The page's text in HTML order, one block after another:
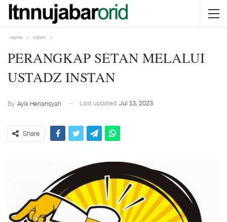
Home Kolom
PERANGKAP SETAN MELALUI
USTADZ INSTAN
By Ayik Heriansyah Last updated Jul 13, 2023
Share